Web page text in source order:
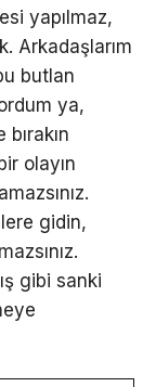
yapılmaz,
Arkadaşlarım
butlan
ya,
olayın
gidin,
gibi sanki